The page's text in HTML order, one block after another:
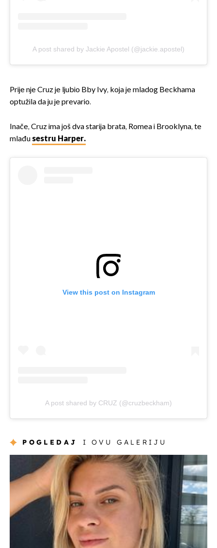
A post shared by Jackie Apostel (@jackie.apostel)
Prije nje Cruz je ljubio Bby Ivy, koja je mladog Beckhama
optužila da ju je prevario.
Inače, Cruz ima još dva starija brata, Romea i Brooklyna, te
mlađusestru Harper.
View this post on Instagram
A post shared by CRUZ (@cruzbeckham)
POGLEDAJ I OVU GALERIJU